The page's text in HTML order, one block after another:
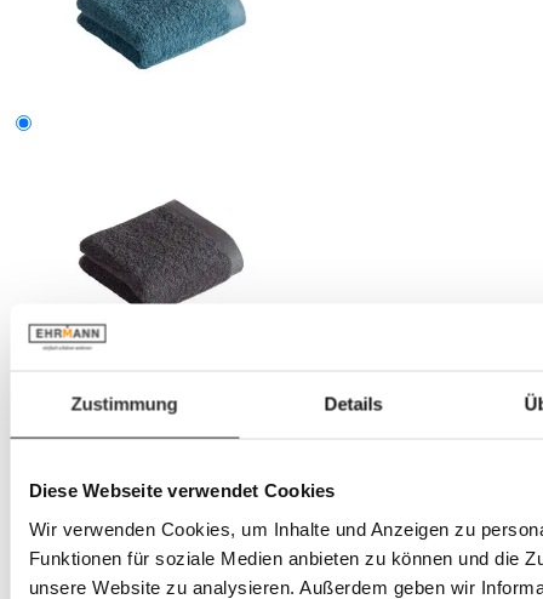
Zustimmung Details
Diese Webseite verwendet Cookies
Wir verwenden Cookies, um Inhalte und Anzeigen zu
Funktionen für soziale Medien anbieten zu können und die
unsere Website zu analysieren. Außerdem geben wir